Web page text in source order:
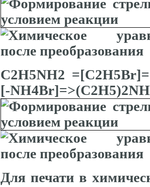
C2H5NH2
[-NH4Br]=>(C2H5)2NH
Для печати в